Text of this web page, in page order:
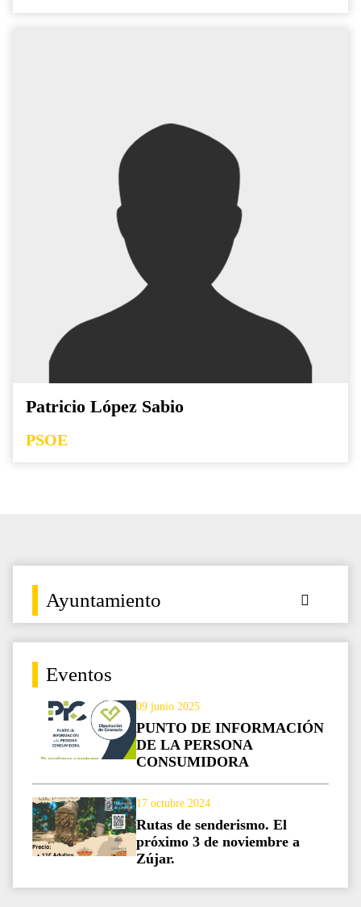
Patricio López Sabio
PSOE
Ayuntamiento
Eventos
09 junio 2025
PUNTO DE INFORMACIÓN
DE LA PERSONA
CONSUMIDORA
17 octubre 2024
Rutas de senderismo. El
próximo 3 de noviembre a
Zújar.